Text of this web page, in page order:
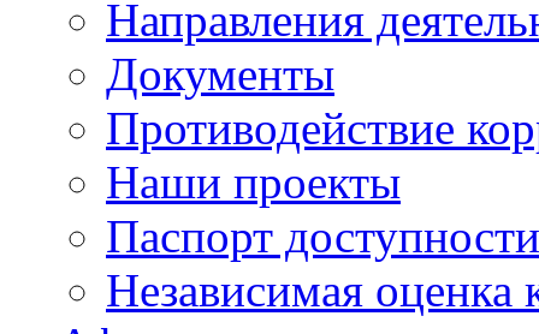
Направления
Документы
Противодействие
Наши проекты
Паспорт доступности
Независимая оценка